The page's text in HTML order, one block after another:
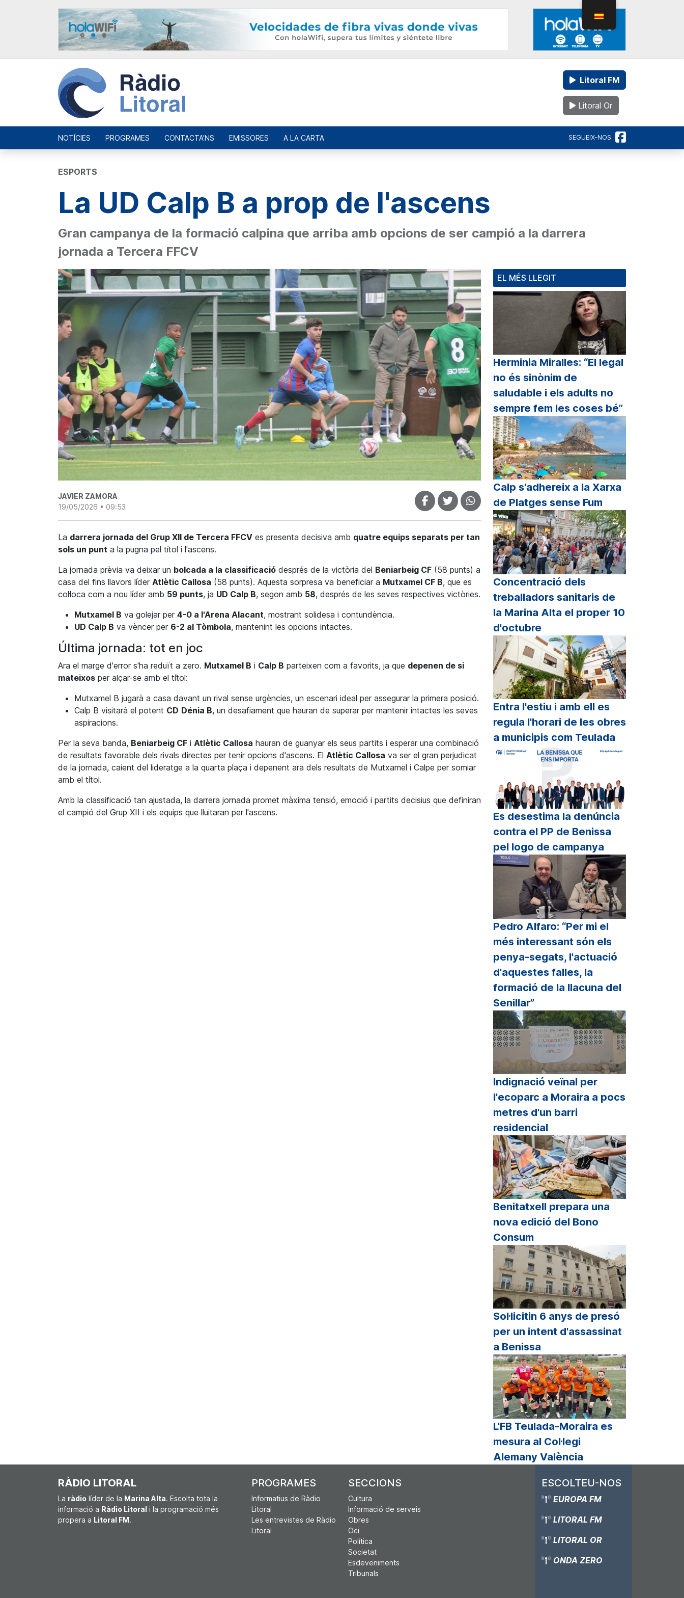
Litoral FM
Litoral Or
NOTÍCIES PROGRAMES CONTACTA'NS EMISSORES A LA CARTA SEGUEIX-NOS
ESPORTS
La UD Calp B a prop de l'ascens
Gran campanya de la formació calpina que arriba amb opcions de ser campió a la darrera
jornada a Tercera FFCV
JAVIER ZAMORA
19/05/2026 • 09:53
La darrera jornada del Grup XII de Tercera FFCV es presenta decisiva amb quatre equips separats per tan
sols un punt a la pugna pel títol i l'ascens.
La jornada prèvia va deixar un bolcada a la classificació després de la victòria del Beniarbeig CF (58 punts) a
casa del fins llavors líder Atlètic Callosa (58 punts). Aquesta sorpresa va beneficiar a Mutxamel CF B, que es
col·loca com a nou líder amb 59 punts, ja UD Calp B, segon amb 58, després de les seves respectives victòries.
Mutxamel B va golejar per 4-0 a l'Arena Alacant, mostrant solidesa i contundència.
UD Calp B va vèncer per 6-2 al Tòmbola, mantenint les opcions intactes.
Última jornada: tot en joc
Ara el marge d'error s'ha reduït a zero. Mutxamel B i Calp B parteixen com a favorits, ja que depenen de si
mateixos per alçar-se amb el títol:
Mutxamel B jugarà a casa davant un rival sense urgències, un escenari ideal per assegurar la primera posició.
Calp B visitarà el potent CD Dénia B, un desafiament que hauran de superar per mantenir intactes les seves
aspiracions.
Per la seva banda, Beniarbeig CF i Atlètic Callosa hauran de guanyar els seus partits i esperar una combinació
de resultats favorable dels rivals directes per tenir opcions d'ascens. El Atlètic Callosa va ser el gran perjudicat
de la jornada, caient del lideratge a la quarta plaça i depenent ara dels resultats de Mutxamel i Calpe per somiar
amb el títol.
Amb la classificació tan ajustada, la darrera jornada promet màxima tensió, emoció i partits decisius que definiran
el campió del Grup XII i els equips que lluitaran per l'ascens.
EL MÉS LLEGIT
Herminia Miralles: “El legal
no és sinònim de
saludable i els adults no
sempre fem les coses bé”
Calp s'adhereix a la Xarxa
de Platges sense Fum
Concentració dels
treballadors sanitaris de
la Marina Alta el proper 10
d'octubre
Entra l'estiu i amb ell es
regula l'horari de les obres
a municipis com Teulada
Es desestima la denúncia
contra el PP de Benissa
pel logo de campanya
Pedro Alfaro: “Per mi el
més interessant són els
penya-segats, l'actuació
d'aquestes falles, la
formació de la llacuna del
Senillar”
Indignació veïnal per
l'ecoparc a Moraira a pocs
metres d'un barri
residencial
Benitatxell prepara una
nova edició del Bono
Consum
Sol·licitin 6 anys de presó
per un intent d'assassinat
a Benissa
L'FB Teulada-Moraira es
mesura al Col·legi
Alemany València
RÀDIO LITORAL
La ràdio líder de la Marina Alta. Escolta tota la
informació a Ràdio Litoral i la programació més
propera a Litoral FM.
PROGRAMES
Informatius de Ràdio
Litoral
Les entrevistes de Ràdio
Litoral
SECCIONS
Cultura
Informació de serveis
Obres
Oci
Política
Societat
Esdeveniments
Tribunals
ESCOLTEU-NOS
EUROPA FM
LITORAL FM
LITORAL OR
ONDA ZERO